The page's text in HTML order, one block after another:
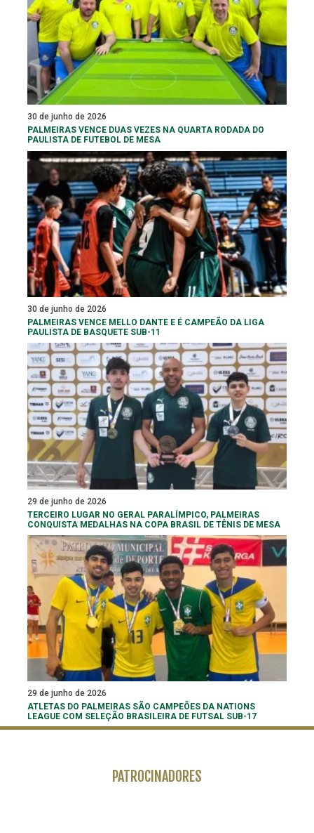
30 de junho de 2026
PALMEIRAS VENCE DUAS VEZES NA QUARTA RODADA DO
PAULISTA DE FUTEBOL DE MESA
30 de junho de 2026
PALMEIRAS VENCE MELLO DANTE E É CAMPEÃO DA LIGA
PAULISTA DE BASQUETE SUB-11
29 de junho de 2026
TERCEIRO LUGAR NO GERAL PARALÍMPICO, PALMEIRAS
CONQUISTA MEDALHAS NA COPA BRASIL DE TÊNIS DE MESA
29 de junho de 2026
ATLETAS DO PALMEIRAS SÃO CAMPEÕES DA NATIONS
LEAGUE COM SELEÇÃO BRASILEIRA DE FUTSAL SUB-17
PATROCINADORES